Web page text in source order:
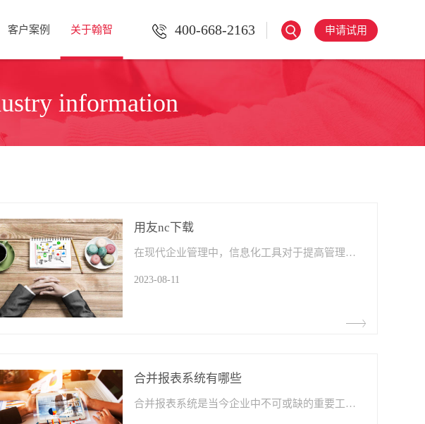
400-668-2163 申请试用
客户案例 关于翰智
information
用友nc下载
在现代企业管理中，信息化工具对于提高管理效率和决策水平至关重要。用友NC作为一种综合性企业管理软件，被广泛应用于各行各业，为企业提供全方位的管理服务。本文将探讨用友NC下载​的途径和步骤，帮助读者了解如何获取这一强大的企业管理利器。
2023-08-11
合并报表系统有哪些
合并报表系统​是当今企业中不可或缺的重要工具。它具备多项强大的功能，能够高效整合和处理各种数据，为企业提供全面准确的业务报表和深入分析结果。本文将详细介绍合并报表系统的五大核心功能，分别为：数据整合、数据分析、报表生成、自动化和数据准确性。